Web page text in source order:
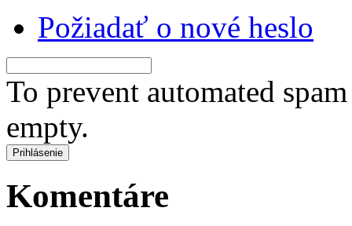
Požiadať o nové heslo
To prevent automated
empty.
Komentáre